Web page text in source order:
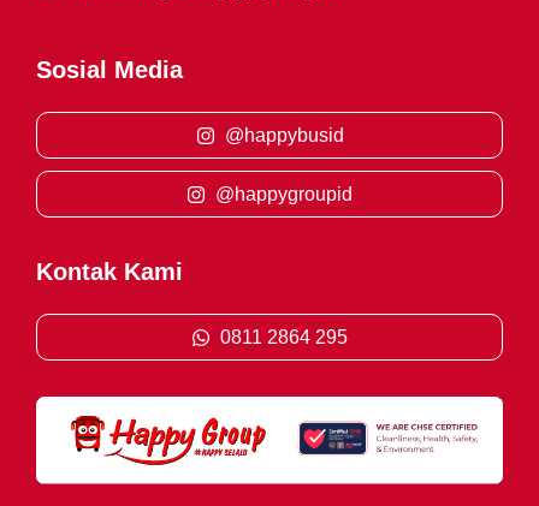
Sosial Media
@happybusid
@happygroupid
Kontak Kami
0811 2864 295